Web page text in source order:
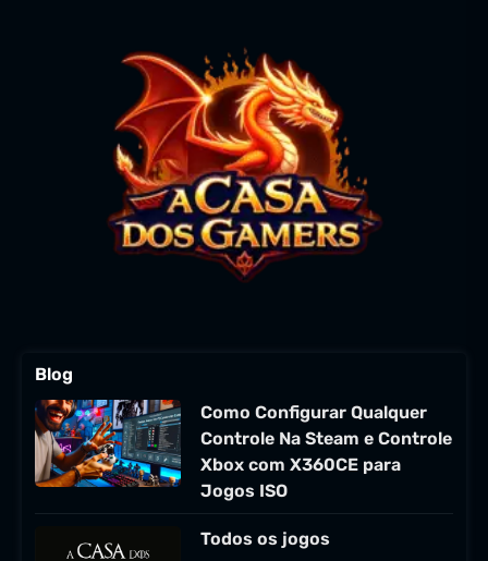
Blog
Como Configurar Qualquer
Controle Na Steam e Controle
Xbox com X360CE para
Jogos ISO
Todos os jogos